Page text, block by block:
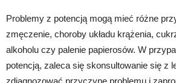
Problemy z potencją mogą mieć różne
zmęczenie, choroby układu krążenia,
alkoholu czy palenie papierosów. W
potencją, zaleca się skonsultowanie się z